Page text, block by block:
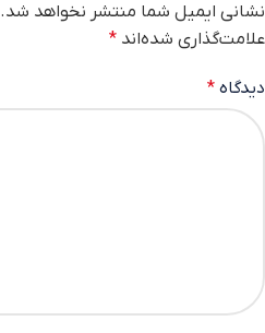
نشانی ایمیل شما منتشر نخواهد شد.
علامت‌گذاری شده‌اند *
دیدگاه *